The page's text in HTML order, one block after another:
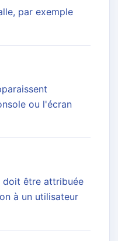
par exemple
ou l'écran
doit être attribuée
à un utilisateur